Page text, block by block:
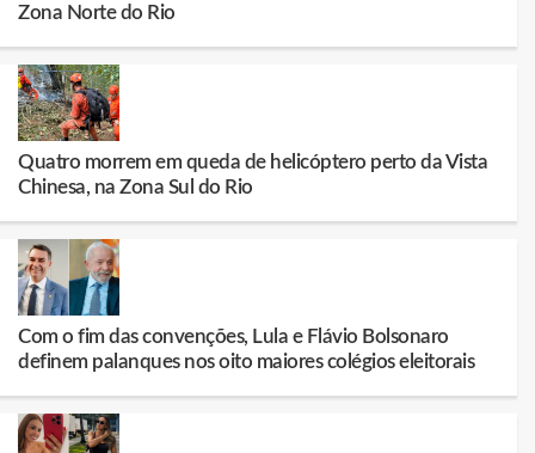
Zona Norte do Rio
Quatro morrem em queda de helicóptero perto da Vista
Chinesa, na Zona Sul do Rio
Com o fim das convenções, Lula e Flávio Bolsonaro
definem palanques nos oito maiores colégios eleitorais